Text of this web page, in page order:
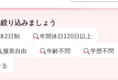
り込みましょう
2日制 年間休日120日以上
服装自由 年齢不問 学歴不問
る